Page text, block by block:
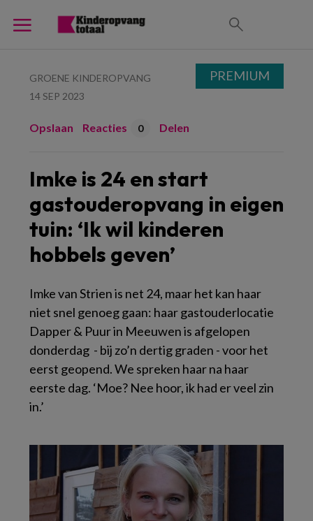
GROENE KINDEROPVANG
14 SEP 2023
Opslaan Reacties 0 Delen
Imke is 24 en start
gastouderopvang in eigen
tuin: ‘Ik wil kinderen
hobbels geven’
Imke van Strien is net 24, maar het kan haar
niet snel genoeg gaan: haar gastouderlocatie
Dapper & Puur in Meeuwen is afgelopen
donderdag - bij zo’n dertig graden - voor het
eerst geopend. We spreken haar na haar
eerste dag. ‘Moe? Nee hoor, ik had er veel zin
in.’
PREMIUM